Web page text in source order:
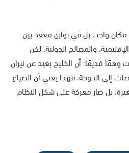
واحد، بل في توازن معقد بين
والمصالح الدولية. لكن
وهمًا قديمًا: أن الخليج بعيد عن نيران
إلى الدوحة، فهذا يعني أن الصراع
بل صار معركة على شكل النظام